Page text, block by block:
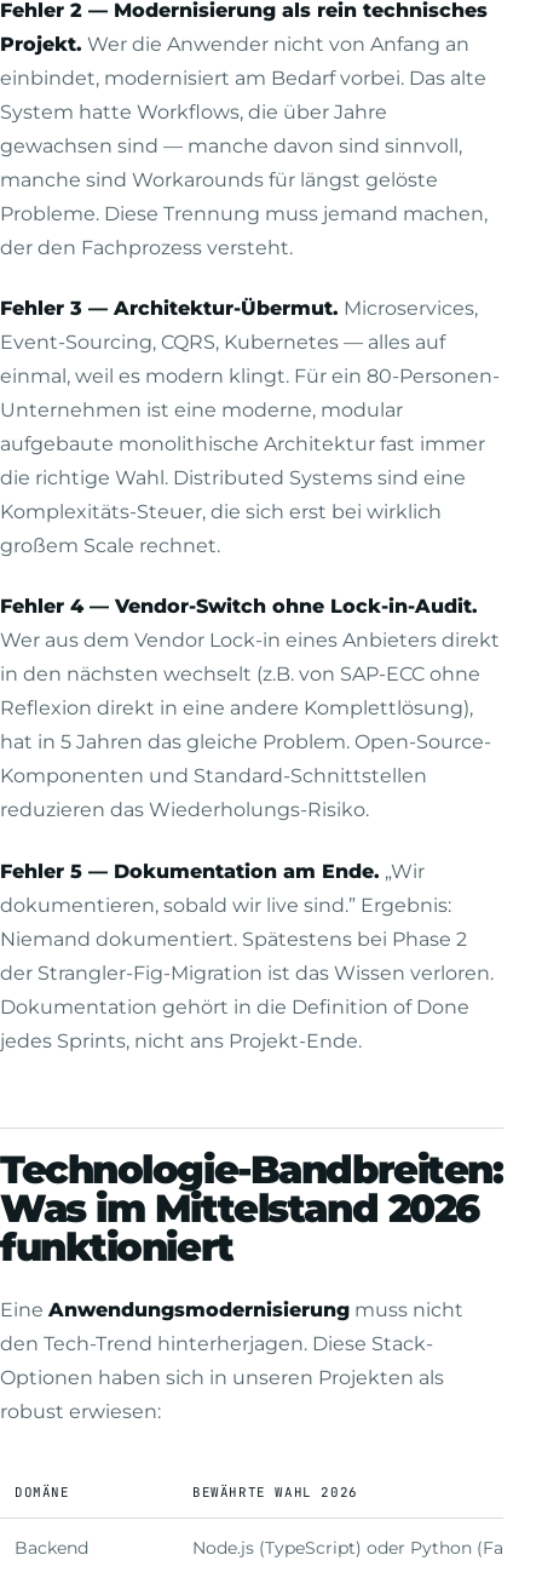
Fehler 2 — Modernisierung als rein technisches
Projekt. Wer die Anwender nicht von Anfang an
einbindet, modernisiert am Bedarf vorbei. Das alte
System hatte Workflows, die über Jahre
gewachsen sind — manche davon sind sinnvoll,
manche sind Workarounds für längst gelöste
Probleme. Diese Trennung muss jemand machen,
der den Fachprozess versteht.
Fehler 3 — Architektur-Übermut. Microservices,
Event-Sourcing, CQRS, Kubernetes — alles auf
einmal, weil es modern klingt. Für ein 80-Personen-
Unternehmen ist eine moderne, modular
aufgebaute monolithische Architektur fast immer
die richtige Wahl. Distributed Systems sind eine
Komplexitäts-Steuer, die sich erst bei wirklich
großem Scale rechnet.
Fehler 4 — Vendor-Switch ohne Lock-in-Audit.
Wer aus dem Vendor Lock-in eines Anbieters direkt
in den nächsten wechselt (z.B. von SAP-ECC ohne
Reflexion direkt in eine andere Komplettlösung),
hat in 5 Jahren das gleiche Problem. Open-Source-
Komponenten und Standard-Schnittstellen
reduzieren das Wiederholungs-Risiko.
Fehler 5 — Dokumentation am Ende. „Wir
dokumentieren, sobald wir live sind.” Ergebnis:
Niemand dokumentiert. Spätestens bei Phase 2
der Strangler-Fig-Migration ist das Wissen verloren.
Dokumentation gehört in die Definition of Done
jedes Sprints, nicht ans Projekt-Ende.
Technologie-Bandbreiten:
Was im Mittelstand 2026
funktioniert
Eine Anwendungsmodernisierung muss nicht
den Tech-Trend hinterherjagen. Diese Stack-
Optionen haben sich in unseren Projekten als
robust erwiesen:
DOMÄNE BEWÄHRTE WAHL 2026
Backend Node.js (TypeScript) oder Python